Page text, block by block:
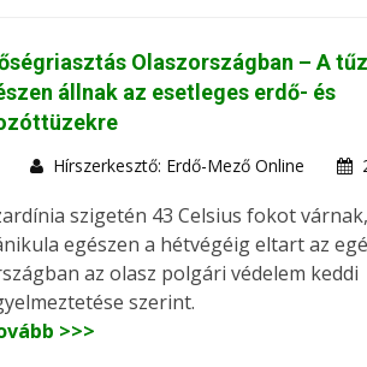
Olaszországban – A
állnak az esetleges erdő- és
Hírszerkesztő: Erdő-Mező Online
szigetén 43 Celsius fokot
egészen a hétvégéig eltart az
az olasz polgári védelem keddi
szerint.
>>>